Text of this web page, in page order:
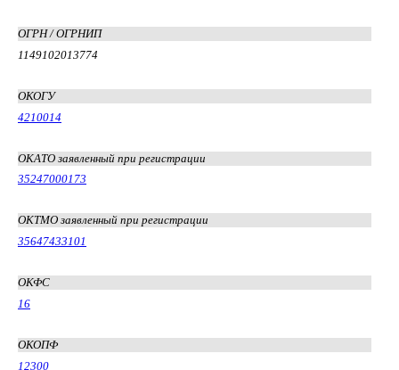
ОГРН / ОГРНИП
1149102013774
ОКОГУ
4210014
ОКАТО заявленный при регистрации
35247000173
ОКТМО заявленный при регистрации
35647433101
ОКФС
16
ОКОПФ
12300